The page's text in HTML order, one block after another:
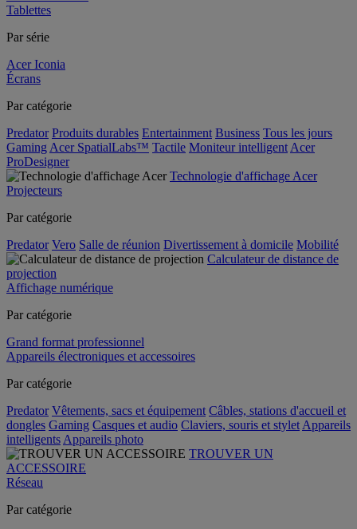
Tablettes
Par série
Acer Iconia
Écrans
Par catégorie
Predator Produits durables Entertainment Business Tous les jours
Gaming Acer SpatialLabs™ Tactile Moniteur intelligent Acer
ProDesigner
Technologie d'affichage Acer
Projecteurs
Par catégorie
Predator Vero Salle de réunion Divertissement à domicile Mobilité
Calculateur de distance de
projection
Affichage numérique
Par catégorie
Grand format professionnel
Appareils électroniques et accessoires
Par catégorie
Predator Vêtements, sacs et équipement Câbles, stations d'accueil et
dongles Gaming Casques et audio Claviers, souris et stylet Appareils
intelligents Appareils photo
TROUVER UN
ACCESSOIRE
Réseau
Par catégorie